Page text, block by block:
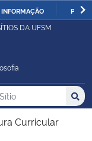
DA UFSM
no Sítio
Curricular